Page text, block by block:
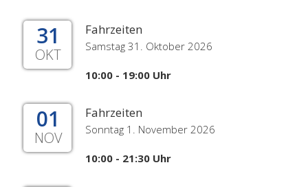
31
OKT
Fahrzeiten
Samstag 31. Oktober 2026
10:00 - 19:00 Uhr
01
NOV
Fahrzeiten
Sonntag 1. November 2026
10:00 - 21:30 Uhr